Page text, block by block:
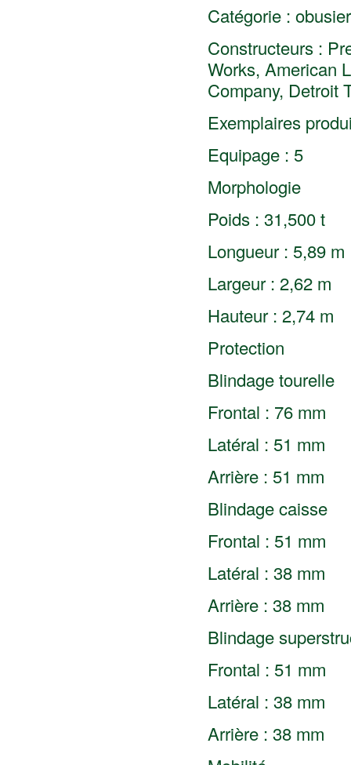
Catégorie :
Constructeurs :
Works, American
Company, Detroit
Exemplaires
Equipage : 5
Morphologie
Poids : 31,500 t
Longueur : 5,89 m
Largeur : 2,62 m
Hauteur : 2,74 m
Protection
Blindage tourelle
Frontal : 76 mm
Latéral : 51 mm
Arrière : 51 mm
Blindage caisse
Frontal : 51 mm
Latéral : 38 mm
Arrière : 38 mm
Blindage
Frontal : 51 mm
Latéral : 38 mm
Arrière : 38 mm